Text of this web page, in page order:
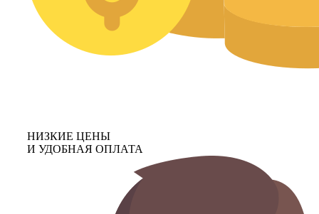
НИЗКИЕ ЦЕНЫ
И УДОБНАЯ ОПЛАТА